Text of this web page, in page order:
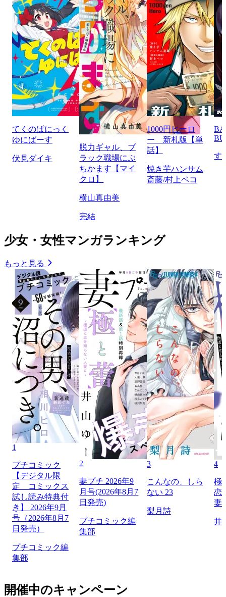
てくのぱにっく
ゆにばーす
伏見ダイキ
脱力ギャル、ブ
ラック職場にぶ
ちかます【マイ
クロ】
横山真由美
完結
1000円ヒーロ
ー 新札版【単
話】
焼き芋ハンサム
斎藤/村上ペコ
す
少女・女性マンガランキング
もっと見る
1
プチコミック
【デジタル限
定 コミックス
試し読み特典付
き】 2026年9月
号（2026年8月7
日発売）
プチコミック編
集部
2
妻プチ 2026年9
月号(2026年8月7
日発売)
プチコミック編
集部
3
こんなの、しら
ない 23
梨月詩
4
極
恋
妻
井
開催中のキャンペーン